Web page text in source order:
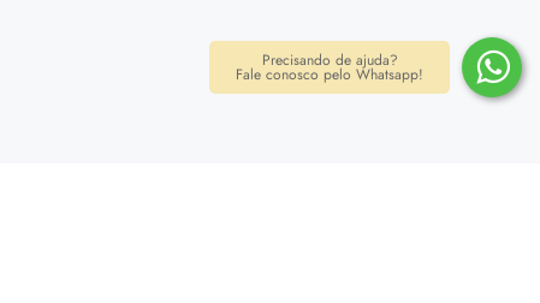
Precisando de ajuda?
Fale conosco pelo Whatsapp!